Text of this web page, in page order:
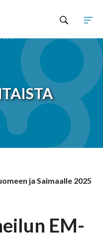
ja Saimaalle 2025
EM-